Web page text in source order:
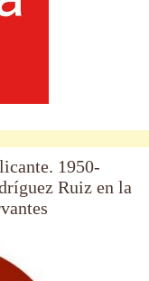
1950-
Ruiz en la